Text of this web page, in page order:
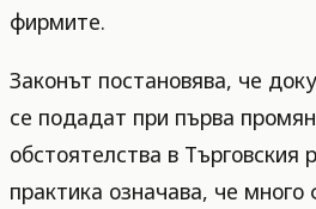
фирмите.
Законът постановява, че
се подадат при първа
обстоятелства в Търговския
практика означава, че